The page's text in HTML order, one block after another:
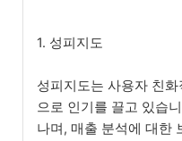
1. 성피지도
성피지도는 사용자 친
으로 인기를 끌고 있습
나며, 매출 분석에 대한